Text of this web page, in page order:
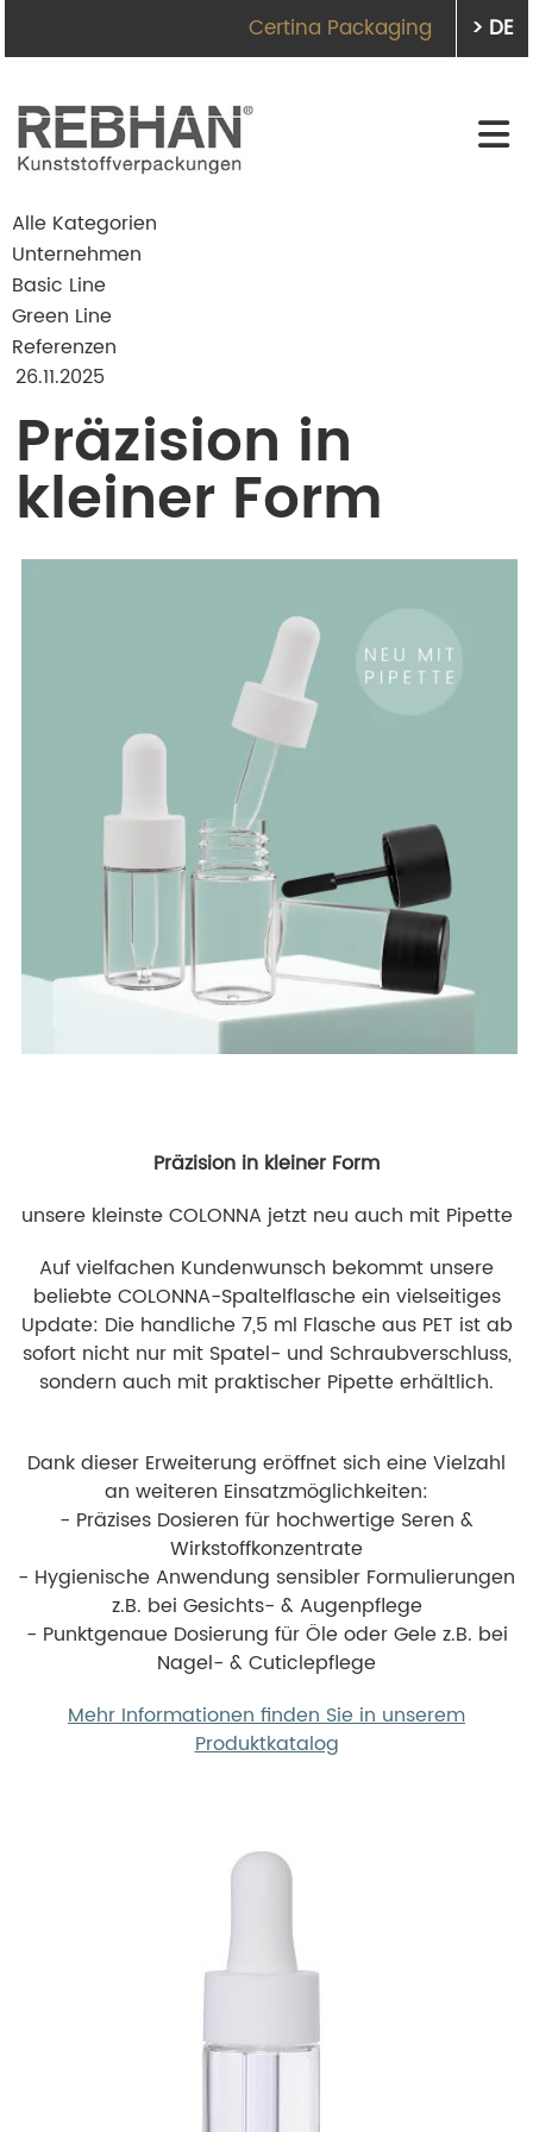
Certina Packaging > DE
Alle Kategorien
Unternehmen
Basic Line
Green Line
Referenzen
26.11.2025
Präzision in
kleiner Form
Präzision in kleiner Form
unsere kleinste COLONNA jetzt neu auch mit Pipette
Auf vielfachen Kundenwunsch bekommt unsere
beliebte COLONNA-Spaltelflasche ein vielseitiges
Update: Die handliche 7,5 ml Flasche aus PET ist ab
sofort nicht nur mit Spatel- und Schraubverschluss,
sondern auch mit praktischer Pipette erhältlich.
Dank dieser Erweiterung eröffnet sich eine Vielzahl
an weiteren Einsatzmöglichkeiten:
- Präzises Dosieren für hochwertige Seren &
Wirkstoffkonzentrate
- Hygienische Anwendung sensibler Formulierungen
z.B. bei Gesichts- & Augenpflege
- Punktgenaue Dosierung für Öle oder Gele z.B. bei
Nagel- & Cuticlepflege
Mehr Informationen finden Sie in unserem
Produktkatalog